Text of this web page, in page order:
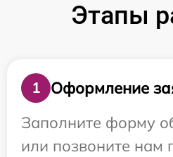
Этапы
1
Оформление
Заполните форму
или позвоните нам